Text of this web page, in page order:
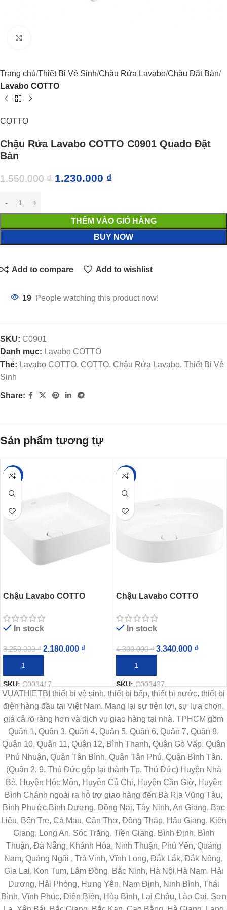
Trang chủ Thiết Bị Vệ Sinh Chậu Rửa Lavabo Chậu Đặt Bàn
Lavabo COTTO
COTTO
Chậu Rửa Lavabo COTTO C0901 Quado Đặt
Bàn
1.550.000₫ 1.230.000 ₫
THÊM VÀO GIỎ HÀNG
BUY NOW
Add to compare Add to wishlist
19 People watching this product now!
SKU: C0901
Danh mục: Lavabo COTTO
Thẻ: Lavabo COTTO, COTTO, Chậu Rửa Lavabo, Thiết Bị Vệ
Sinh
Share:
Sản phẩm tương tự
-33%
Chậu Lavabo COTTO
Square
In stock
3.250.000₫ 2.180.000 ₫
THÊM VÀO GIỎ HÀNG
SKU:C003417
-22%
Chậu Lavabo COTTO
Capsule
In stock
4.300.000₫ 3.340.000 ₫
THÊM VÀO GIỎ HÀNG
SKU:C003437
VUATHIETBI thiết bị vệ sinh, thiết bị bếp, thiết bị nước, thiết bị
điện hàng đầu tại Việt Nam. Mang lại sự tiện lợi, sự lựa chọn,
giá cả rõ ràng hơn và dịch vụ giao hàng tại nhà. TPHCM gồm
Quận 1, Quận 3, Quận 4, Quận 5, Quận 6, Quận 7, Quận 8,
Quận 10, Quận 11, Quận 12, Bình Thạnh, Quận Gò Vấp, Quận
Phú Nhuận, Quận Tân Bình, Quận Tân Phú, Quận Bình Tân.
(Quận 2, 9, Thủ Đức gộp lại thành Tp. Thủ Đức) Huyện Nhà
Bè, Huyện Hóc Môn, Huyện Củ Chi, Huyện Cần Giờ, Huyện
Bình Chánh ngoài ra hỗ trợ giao hàng đến Bà Rịa Vũng Tàu,
Bình Phước,Bình Dương, Đồng Nai, Tây Ninh, An Giang, Bạc
Liêu, Bến Tre, Cà Mau, Cần Thơ, Đồng Tháp, Hậu Giang, Kiên
Giang, Long An, Sóc Trăng, Tiền Giang, Bình Định, Bình
Thuận, Đà Nẵng, Khánh Hòa, Ninh Thuận, Phú Yên, Quảng
Nam, Quảng Ngãi , Trà Vinh, Vĩnh Long, Đắk Lắk, Đắk Nông,
Gia Lai, Kon Tum, Lâm Đồng, Bắc Ninh, Hà Nội,Hà Nam, Hải
Dương, Hải Phòng, Hưng Yên, Nam Định, Ninh Bình, Thái
Bình, Vĩnh Phúc, Điện Biên, Hòa Bình, Lai Châu, Lào Cai, Sơn